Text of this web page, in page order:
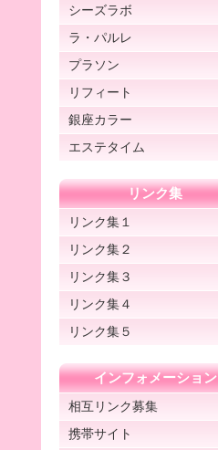
シーズラボ
ラ・パルレ
プラソン
リフィート
銀座カラー
エステタイム
リンク集
リンク集１
リンク集２
リンク集３
リンク集４
リンク集５
インフォメーション
相互リンク募集
携帯サイト